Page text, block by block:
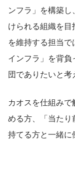
ンフラ」を構築
けられる組織を
を維持する担当
インフラ」を背
団でありたいと考
カオスを仕組み
める方、「当た
持てる方と一緒に